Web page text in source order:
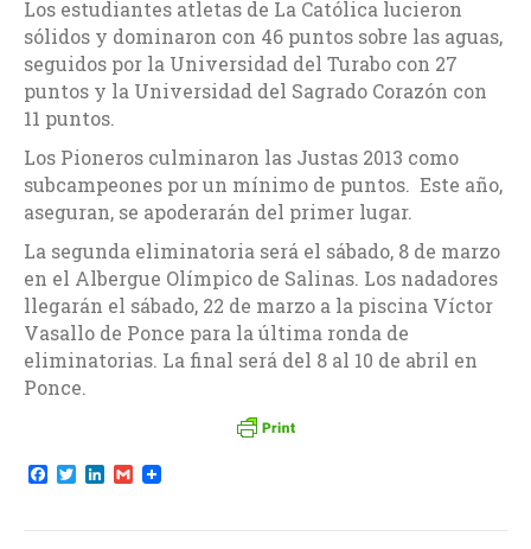
Los estudiantes atletas de La Católica lucieron
sólidos y dominaron con 46 puntos sobre las aguas,
seguidos por la Universidad del Turabo con 27
puntos y la Universidad del Sagrado Corazón con
11 puntos.
Los Pioneros culminaron las Justas 2013 como
subcampeones por un mínimo de puntos. Este año,
aseguran, se apoderarán del primer lugar.
La segunda eliminatoria será el sábado, 8 de marzo
en el Albergue Olímpico de Salinas. Los nadadores
llegarán el sábado, 22 de marzo a la piscina Víctor
Vasallo de Ponce para la última ronda de
eliminatorias. La final será del 8 al 10 de abril en
Ponce.
F
e
T
t
L
k
G
i